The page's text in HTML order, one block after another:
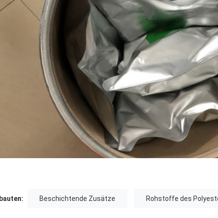
Beschichtende Zusätze Rohstoffe des